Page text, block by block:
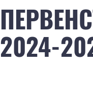
2024-